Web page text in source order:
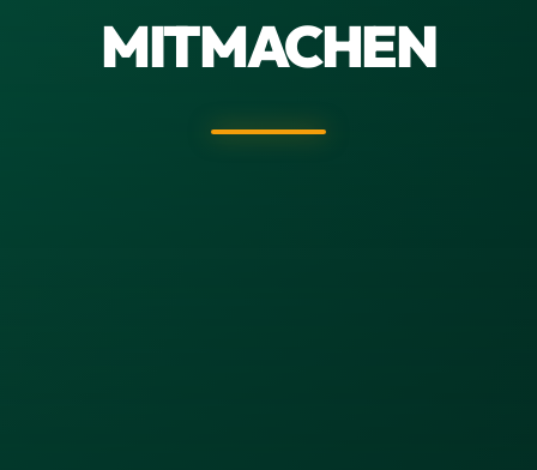
MITMACHEN